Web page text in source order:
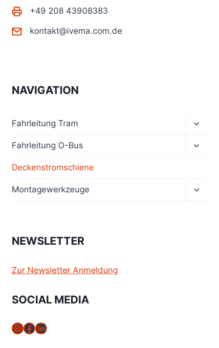
+49 208 43908383
kontakt@ivema.com.de
NAVIGATION
Fahrleitung Tram
Fahrleitung O-Bus
Deckenstromschiene
Montagewerkzeuge
NEWSLETTER
Zur Newsletter Anmeldung
SOCIAL MEDIA
Instagram
Facebook
LinkedIn